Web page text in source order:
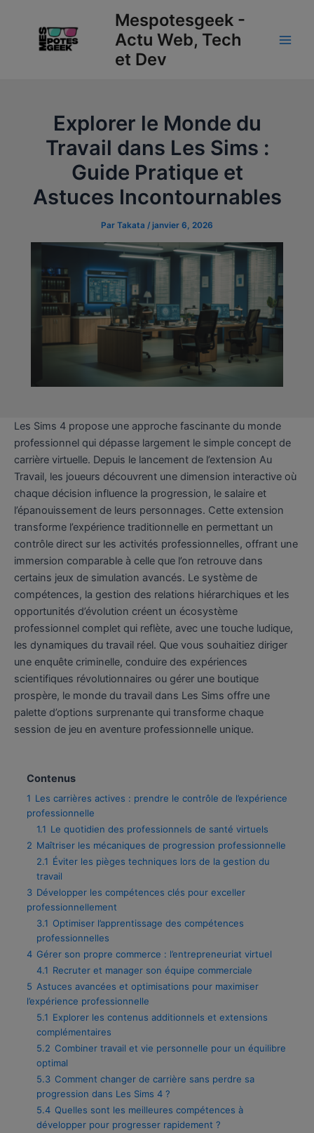
Mespotesgeek -
Actu Web, Tech
et Dev
Explorer le Monde du
Travail dans Les Sims :
Guide Pratique et
Astuces Incontournables
Par Takata / janvier 6, 2026
Les Sims 4 propose une approche fascinante du monde
professionnel qui dépasse largement le simple concept de
carrière virtuelle. Depuis le lancement de l’extension Au
Travail, les joueurs découvrent une dimension interactive où
chaque décision influence la progression, le salaire et
l’épanouissement de leurs personnages. Cette extension
transforme l’expérience traditionnelle en permettant un
contrôle direct sur les activités professionnelles, offrant une
immersion comparable à celle que l’on retrouve dans
certains jeux de simulation avancés. Le système de
compétences, la gestion des relations hiérarchiques et les
opportunités d’évolution créent un écosystème
professionnel complet qui reflète, avec une touche ludique,
les dynamiques du travail réel. Que vous souhaitiez diriger
une enquête criminelle, conduire des expériences
scientifiques révolutionnaires ou gérer une boutique
prospère, le monde du travail dans Les Sims offre une
palette d’options surprenante qui transforme chaque
session de jeu en aventure professionnelle unique.
Contenus
1 Les carrières actives : prendre le contrôle de l’expérience
professionnelle
1.1 Le quotidien des professionnels de santé virtuels
2 Maîtriser les mécaniques de progression professionnelle
2.1 Éviter les pièges techniques lors de la gestion du
travail
3 Développer les compétences clés pour exceller
professionnellement
3.1 Optimiser l’apprentissage des compétences
professionnelles
4 Gérer son propre commerce : l’entrepreneuriat virtuel
4.1 Recruter et manager son équipe commerciale
5 Astuces avancées et optimisations pour maximiser
l’expérience professionnelle
5.1 Explorer les contenus additionnels et extensions
complémentaires
5.2 Combiner travail et vie personnelle pour un équilibre
optimal
5.3 Comment changer de carrière sans perdre sa
progression dans Les Sims 4 ?
5.4 Quelles sont les meilleures compétences à
développer pour progresser rapidement ?
articles